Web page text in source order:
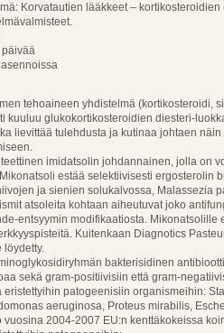
Korvatautien lääkkeet –
tehoaineen yhdistelmä (kortikosteroidi,
kuuluu glukokortikosteroidien diesteri-
lievittää tulehdusta ja kutinaa johtaen
imidatsolin johdannainen, jolla on
estää selektiivisesti ergosterolin
ja sienien solukalvossa, Malassezia
atsoleita kohtaan aiheutuvat joko
entsyymin modifikaatiosta. Mikonatsolille
Kuitenkaan Diagnotics
bakterisidinen
sekä gram-positiivisiin että gram-
patogeenisiin organismeihin:
aeruginosa, Proteus mirabilis,
vuosina 2004-2007 EU:n kenttäkokeissa